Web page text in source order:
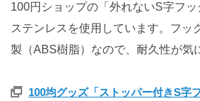
100円ショップの「外れないS字フ
ステンレスを使用しています。フッ
製（ABS樹脂）なので、耐久性が気
100均グッズ「ストッパー付きS字